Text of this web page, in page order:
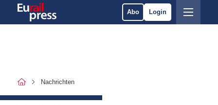
Abo Login
Nachrichten